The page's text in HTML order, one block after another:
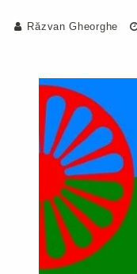
Răzvan Gheorghe